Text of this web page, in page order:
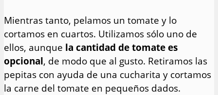
Mientras tanto, pelamos un tomate y lo
cortamos en cuartos. Utilizamos sólo uno de
ellos, aunque la cantidad de tomate es
opcional, de modo que al gusto. Retiramos las
pepitas con ayuda de una cucharita y cortamos
la carne del tomate en pequeños dados.